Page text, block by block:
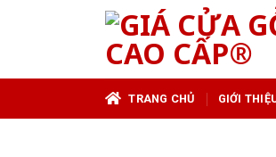
TRANG CHỦ GIỚI